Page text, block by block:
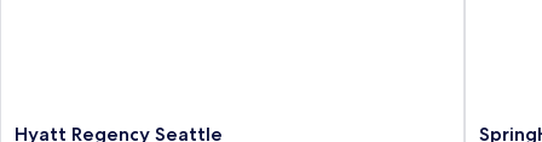
Hyatt
Hyatt Regency Seattle